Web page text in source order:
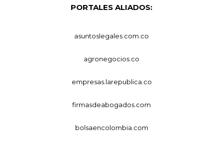
PORTALES ALIADOS:
asuntoslegales.com.co
agronegocios.co
empresas.larepublica.co
firmasdeabogados.com
bolsaencolombia.com